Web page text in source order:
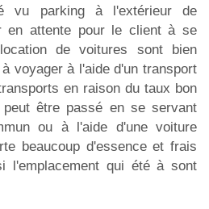
vu parking à l'extérieur de
en attente pour le client à se
de voitures sont bien
voyager à l'aide d'un transport
en raison du taux bon
être passé en se servant
ou à l'aide d'une voiture
beaucoup d'essence et frais
l'emplacement qui été à sont